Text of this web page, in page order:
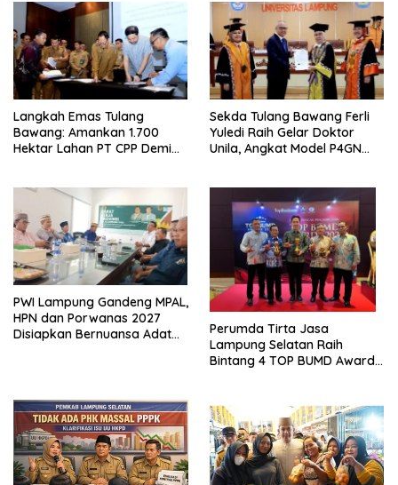
Langkah Emas Tulang
Bawang: Amankan 1.700
Hektar Lahan PT CPP Demi
Sekda Tulang Bawang Ferli
Yuledi Raih Gelar Doktor
Unila, Angkat Model P4GN
PWI Lampung Gandeng MPAL,
HPN dan Porwanas 2027
Disiapkan Bernuansa Adat
Perumda Tirta Jasa
Lampung Selatan Raih
Bintang 4 TOP BUMD Awards